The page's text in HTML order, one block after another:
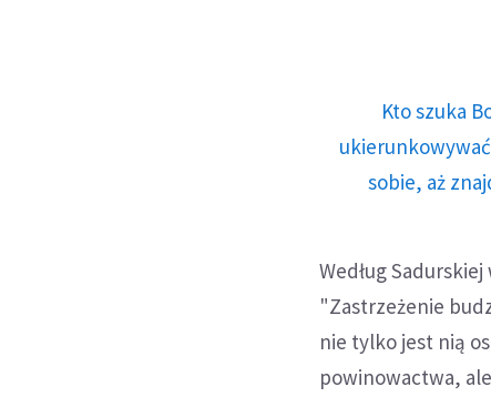
Kto szuka
sobie, aż
Według
"Zastrzeżenie
nie tylko jest nią
powinowactwa,